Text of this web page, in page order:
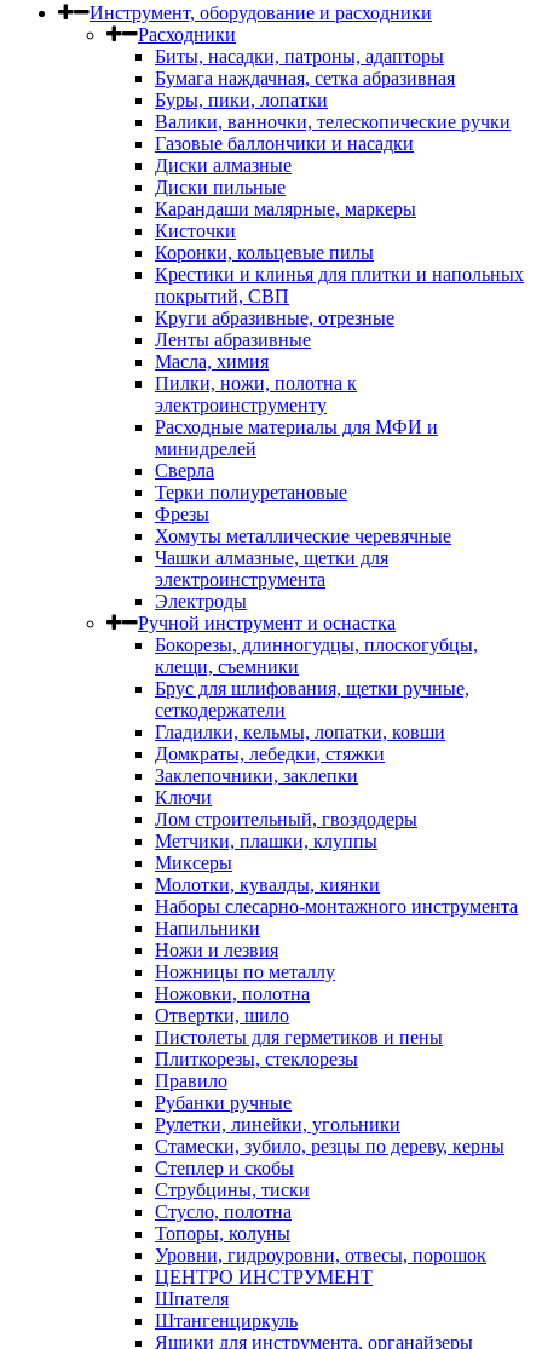
Инструмент, оборудование и расходники
Расходники
Биты, насадки, патроны, адапторы
Бумага наждачная, сетка абразивная
Буры, пики, лопатки
Валики, ванночки, телескопические ручки
Газовые баллончики и насадки
Диски алмазные
Диски пильные
Карандаши малярные, маркеры
Кисточки
Коронки, кольцевые пилы
Крестики и клинья для плитки и напольных
покрытий, СВП
Круги абразивные, отрезные
Ленты абразивные
Масла, химия
Пилки, ножи, полотна к
электроинструменту
Расходные материалы для МФИ и
минидрелей
Сверла
Терки полиуретановые
Фрезы
Хомуты металлические черевячные
Чашки алмазные, щетки для
электроинструмента
Электроды
Ручной инструмент и оснастка
Бокорезы, длинногудцы, плоскогубцы,
клещи, съемники
Брус для шлифования, щетки ручные,
сеткодержатели
Гладилки, кельмы, лопатки, ковши
Домкраты, лебедки, стяжки
Заклепочники, заклепки
Ключи
Лом строительный, гвоздодеры
Метчики, плашки, клуппы
Миксеры
Молотки, кувалды, киянки
Наборы слесарно-монтажного инструмента
Напильники
Ножи и лезвия
Ножницы по металлу
Ножовки, полотна
Отвертки, шило
Пистолеты для герметиков и пены
Плиткорезы, стеклорезы
Правило
Рубанки ручные
Рулетки, линейки, угольники
Стамески, зубило, резцы по дереву, керны
Степлер и скобы
Струбцины, тиски
Стусло, полотна
Топоры, колуны
Уровни, гидроуровни, отвесы, порошок
ЦЕНТРО ИНСТРУМЕНТ
Шпателя
Штангенциркуль
Ящики для инструмента, органайзеры